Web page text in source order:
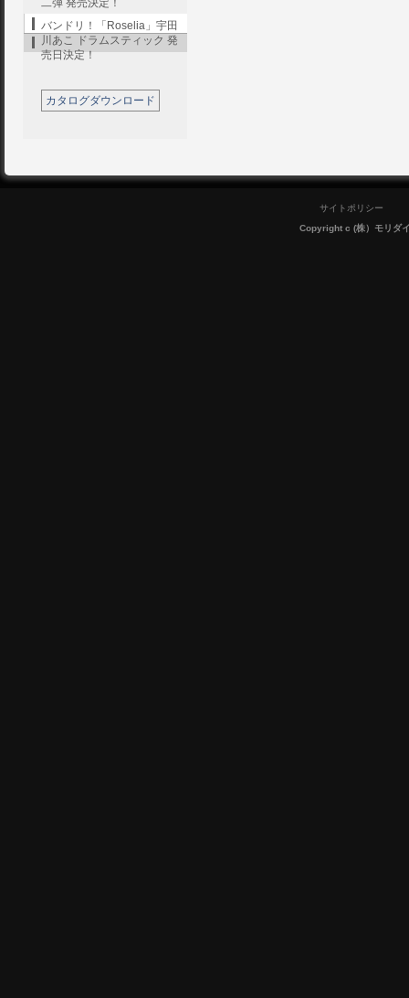
二弾 発売決定！
バンドリ！「Roselia」宇田
川あこ ドラムスティック 発
売日決定！
カタログダウンロード
サイトポリシー
Copyright c (株）モリダ